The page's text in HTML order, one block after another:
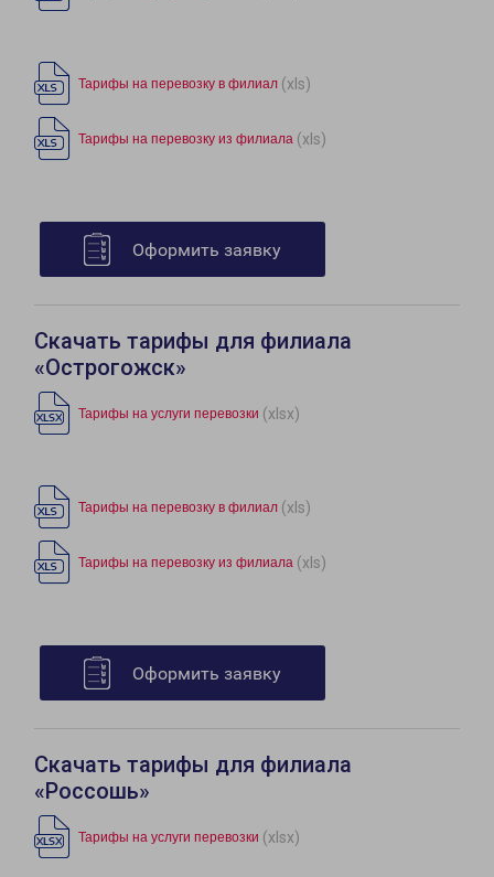
Тарифы на перевозку в филиал (xls)
Тарифы на перевозку из филиала (xls)
Оформить заявку
Скачать тарифы для филиала
«Острогожск»
Тарифы на услуги перевозки (xlsx)
Тарифы на перевозку в филиал (xls)
Тарифы на перевозку из филиала (xls)
Оформить заявку
Скачать тарифы для филиала
«Россошь»
Тарифы на услуги перевозки (xlsx)